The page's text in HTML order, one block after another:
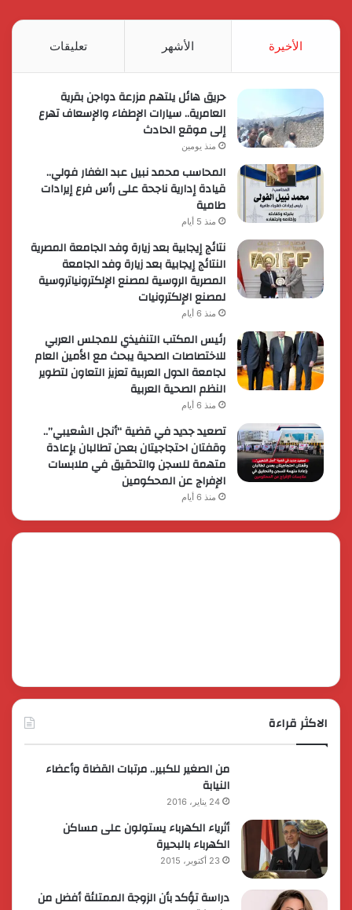
الأخيرة الأشهر تعليقات
حريق هائل يلتهم مزرعة دواجن بقرية
العامرية.. سيارات الإطفاء والإسعاف تهرع
إلى موقع الحادث
منذ يومين
المحاسب محمد نبيل عبد الغفار فولي..
قيادة إدارية ناجحة على رأس فرع إيرادات
طامية
منذ 5 أيام
نتائج إيجابية بعد زيارة وفد الجامعة المصرية
النتائج إيجابية بعد زيارة وفد الجامعة
المصرية الروسية لمصنع الإلكترونياتروسية
لمصنع الإلكترونيات
منذ 6 أيام
رئيس المكتب التنفيذي للمجلس العربي
للاختصاصات الصحية يبحث مع الأمين العام
لجامعة الدول العربية تعزيز التعاون لتطوير
النظم الصحية العربية
منذ 6 أيام
تصعيد جديد في قضية “أنجل الشعيبي”..
وقفتان احتجاجيتان بعدن تطالبان بإعادة
متهمة للسجن والتحقيق في ملابسات
الإفراج عن المحكومين
منذ 6 أيام
الاكثر قراءة
من الصغير للكبير.. مرتبات القضاة وأعضاء
النيابة
24 يناير، 2016
أثرياء الكهرباء يستولون على مساكن
الكهرباء بالبحيرة
23 أكتوبر، 2015
دراسة تؤكد بأن الزوجة الممتلئة أفضل من